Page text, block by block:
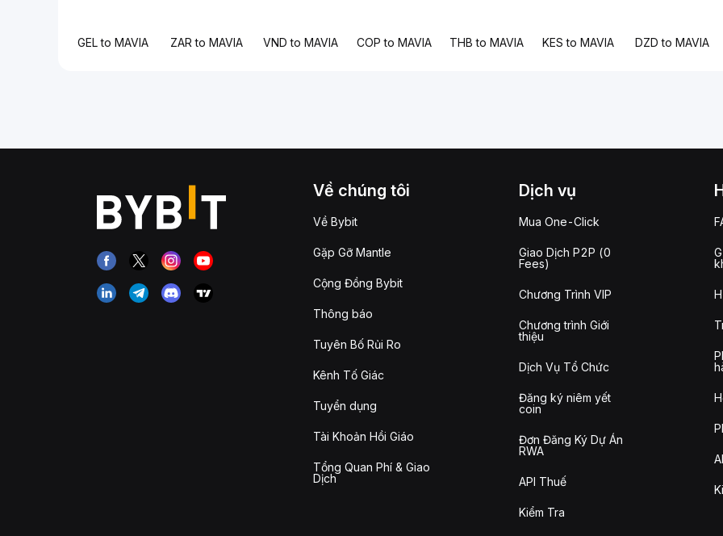
GEL to MAVIA ZAR to MAVIA VND to MAVIA COP to MAVIA THB to MAVIA KES to MAVIA DZD to MAVIA
Về chúng tôi
Về Bybit
Gặp Gỡ Mantle
Cộng Đồng Bybit
Thông báo
Tuyên Bố Rủi Ro
Kênh Tố Giác
Tuyển dụng
Tài Khoản Hồi Giáo
Tổng Quan Phí & Giao
Dịch
Dịch vụ
Mua One-Click
Giao Dịch P2P (0
Fees)
Chương Trình VIP
Chương trình Giới
thiệu
Dịch Vụ Tổ Chức
Đăng ký niêm yết
coin
Đơn Đăng Ký Dự Án
RWA
API Thuế
Kiểm Tra